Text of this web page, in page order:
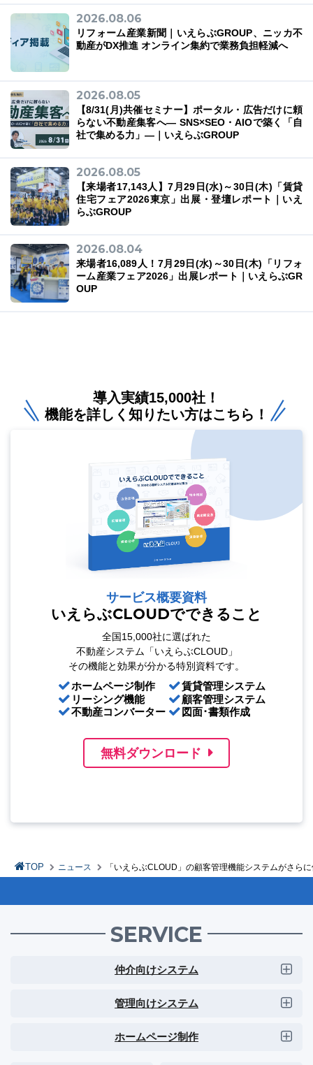
2026.08.06
リフォーム産業新聞｜いえらぶGROUP、ニッカ不
動産がDX推進 オンライン集約で業務負担軽減へ
2026.08.05
【8/31(月)共催セミナー】ポータル・広告だけに頼
らない不動産集客へ― SNS×SEO・AIOで築く「自
社で集める力」―｜いえらぶGROUP
2026.08.05
【来場者17,143人】7月29日(水)～30日(木)「賃貸
住宅フェア2026東京」出展・登壇レポート｜いえ
らぶGROUP
2026.08.04
来場者16,089人！7月29日(水)～30日(木)「リフォ
ーム産業フェア2026」出展レポート｜いえらぶGR
OUP
導入実績15,000社！
機能を詳しく知りたい方はこちら！
サービス概要資料
いえらぶCLOUDでできること
全国15,000社に選ばれた
不動産システム「いえらぶCLOUD」
その機能と効果が分かる特別資料です。
ホームページ制作
リーシング機能
不動産コンバーター
賃貸管理システム
顧客管理システム
図面･書類作成
無料ダウンロード
TOP ニュース 「いえらぶCLOUD」の顧客管理機能システムがさら
SERVICE
仲介向けシステム
管理向けシステム
ホームページ制作